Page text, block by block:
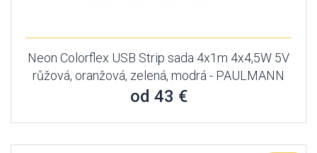
Neon Colorflex USB Strip sada 4x1m 4x4,5W 5V
růžová, oranžová, zelená, modrá - PAULMANN
od 43 €